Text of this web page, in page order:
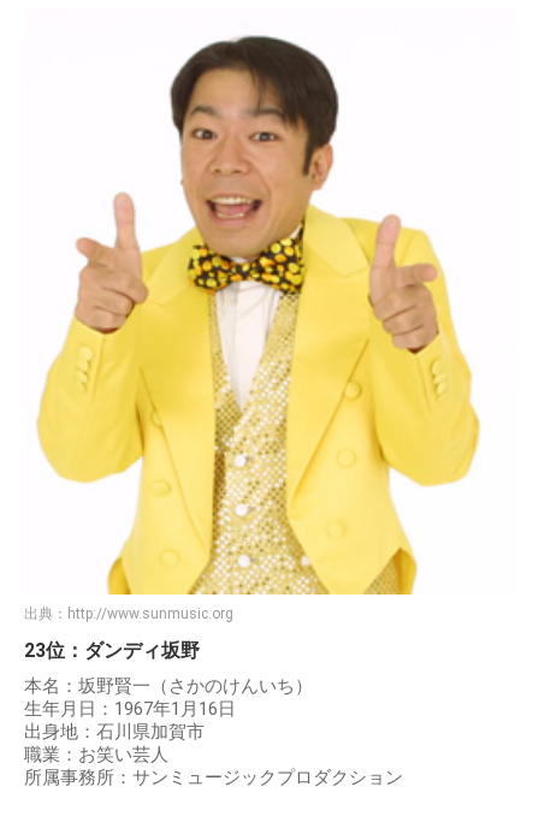
出典： http://www.sunmusic.org
23位：ダンディ坂野
本名：坂野賢一（さかのけんいち）
生年月日：1967年1月16日
出身地：石川県加賀市
職業：お笑い芸人
所属事務所：サンミュージックプロダクション